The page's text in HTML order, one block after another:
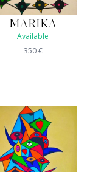
MARIKA
Available
350€